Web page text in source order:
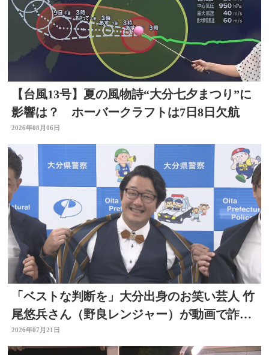
【台風13号】夏の風物詩“大分七夕まつり”に
影響は？ ホーバークラフトは7日8日欠航
2026年08月06日
「ベストな判断を」大分出身のお笑い芸人 竹
尾悠兵さん（野良レンジャー）が動画で詐欺
被害防止呼びかけ
2026年07月21日